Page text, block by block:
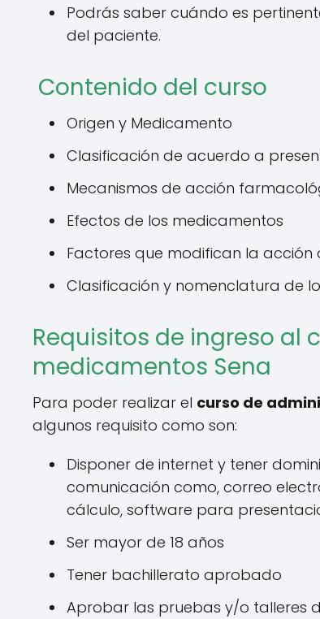
Podrás saber cuándo es
del paciente.
Contenido del curso
Origen y Medicamento
Clasificación de acuerdo a
Mecanismos de acción
Efectos de los medicamentos
Factores que modifican la acción
Clasificación y nomenclatura de
Requisitos de ingreso al
medicamentos Sena
Para poder realizar el curso de
algunos requisito como son:
Disponer de internet y tener
comunicación como, correo
cálculo, software para
Ser mayor de 18 años
Tener bachillerato aprobado
Aprobar las pruebas y/o talleres